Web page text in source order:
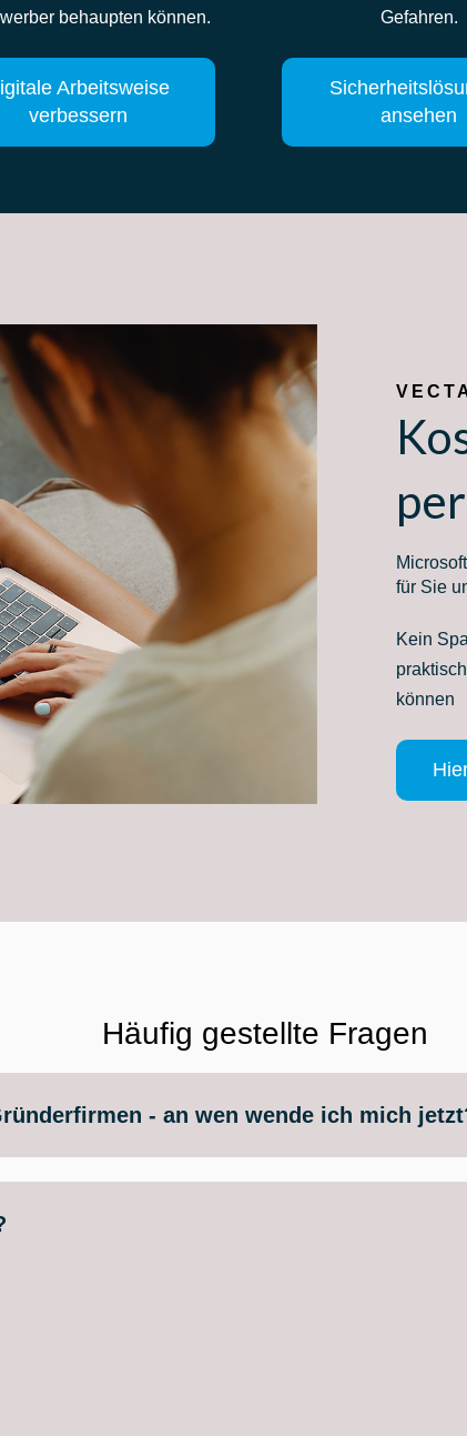
behaupten können.
Arbeitsweise
verbessern
Gefahren.
ansehen
für Sie
Kein
können
Häufig gestellte Fragen
- an wen wende ich mich